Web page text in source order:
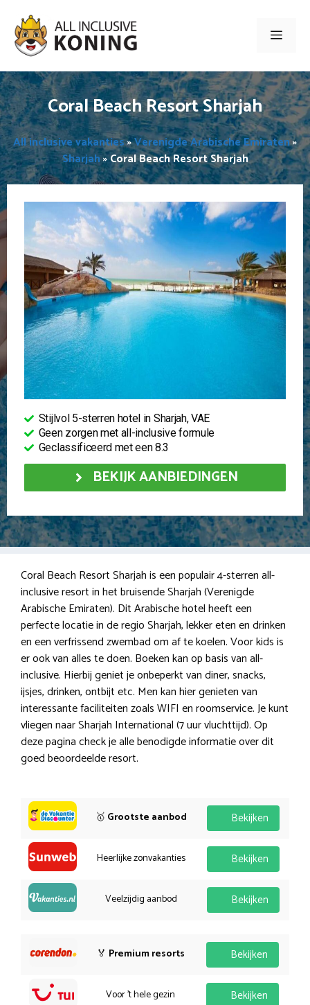
naar
inhoud
Menu
Coral Beach Resort Sharjah
All inclusive vakanties»Verenigde Arabische Emiraten»
Sharjah»Coral Beach Resort Sharjah
Stijlvol 5-sterren hotel in Sharjah, VAE
Geen zorgen met all-inclusive formule
Geclassificeerd met een 8.3
BEKIJK AANBIEDINGEN
Coral Beach Resort Sharjah is een populair 4-sterren all-
inclusive resort in het bruisende Sharjah (Verenigde
Arabische Emiraten). Dit Arabische hotel heeft een
perfecte locatie in de regio Sharjah, lekker eten en drinken
en een verfrissend zwembad om af te koelen. Voor kids is
er ook van alles te doen. Boeken kan op basis van all-
inclusive. Hierbij geniet je onbeperkt van diner, snacks,
ijsjes, drinken, ontbijt etc. Men kan hier genieten van
interessante faciliteiten zoals WIFI en roomservice. Je kunt
vliegen naar Sharjah International (7 uur vluchttijd). Op
deze pagina check je alle benodigde informatie over dit
goed beoordeelde resort.
🥇 Grootste aanbod Bekijken
Heerlijke zonvakanties Bekijken
Veelzijdig aanbod Bekijken
🏅 Premium resorts Bekijken
Voor 't hele gezin Bekijken